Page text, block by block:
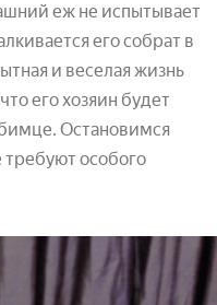
еж не испытывает
его собрат в
и веселая жизнь
его хозяин будет
Остановимся
требуют особого